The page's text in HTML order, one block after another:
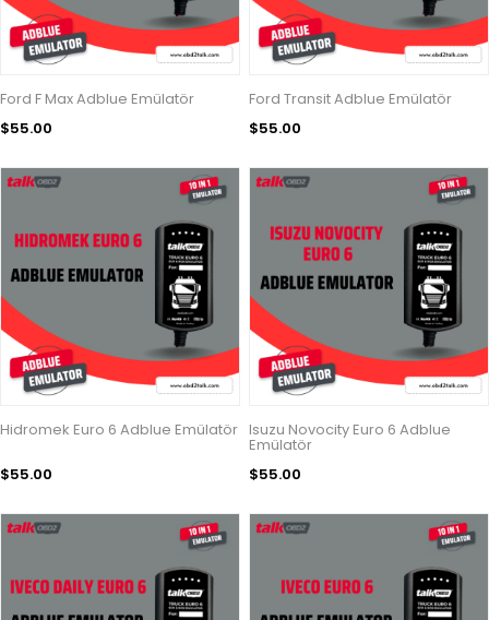
Ford F Max Adblue Emülatör
$55.00
Ford Transit Adblue Emülatör
$55.00
Hidromek Euro 6 Adblue Emülatör
$55.00
Isuzu Novocity Euro 6 Adblue
Emülatör
$55.00